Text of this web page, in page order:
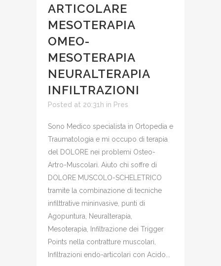
ARTICOLARE
MESOTERAPIA
OMEO-
MESOTERAPIA
NEURALTERAPIA
INFILTRAZIONI
Posted at 20:31h in Pres
Sono Medico specialista in Ortopedia e
Traumatologia e mi occupo di terapia
del DOLORE nei problemi Osteo-
Artro-Muscolari. Aiuto chi soffre di
DOLORE MUSCOLO-SCHELETRICO
tramite la combinazione di tecniche
infilttrative mininvasive, punti di
Agopuntura, Neuralterapia,
Mesoterapia, Infiltrazione dei Trigger
Points nella contratture muscolari,
Infiltrazioni endo-articolari con Acido...